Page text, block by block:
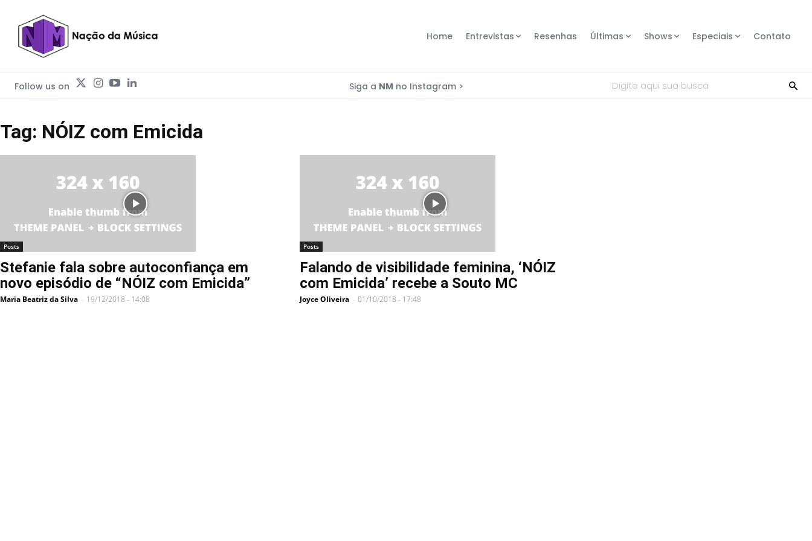
Home Entrevistas Resenhas Últimas Shows Especiais Contato
Follow us on Siga a NM no Instagram > Digite aqui sua busca
Tag: NÓIZ com Emicida
Posts
Stefanie fala sobre autoconfiança em
novo episódio de “NÓIZ com Emicida”
Maria Beatriz da Silva - 19/12/2018 - 14:08
Posts
Falando de visibilidade feminina, ‘NÓIZ
com Emicida’ recebe a Souto MC
Joyce Oliveira - 01/10/2018 - 17:48